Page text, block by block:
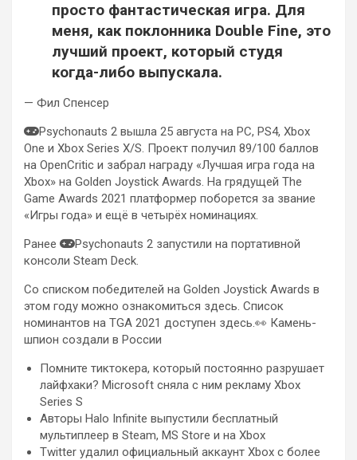
просто фантастическая игра. Для
меня, как поклонника Double Fine, это
лучший проект, который студя
когда-либо выпускала.
— Фил Спенсер
Psychonauts 2 вышла 25 августа на PC, PS4, Xbox
One и Xbox Series X/S. Проект получил 89/100 баллов
на OpenCritic и забрал награду «Лучшая игра года на
Xbox» на Golden Joystick Awards. На грядущей The
Game Awards 2021 платформер поборется за звание
«Игры года» и ещё в четырёх номинациях.
Ранее
Psychonauts 2 запустили на портативной
консоли Steam Deck.
Со списком победителей на Golden Joystick Awards в
этом году можно ознакомиться здесь. Список
номинантов на TGA 2021 доступен здесь.👀 Камень-
шпион создали в России
Помните тиктокера, который постоянно разрушает
лайфхаки? Microsoft сняла с ним рекламу Xbox
Series S
Авторы Halo Infinite выпустили бесплатный
мультиплеер в Steam, MS Store и на Xbox
Twitter удалил официальный аккаунт Xbox с более